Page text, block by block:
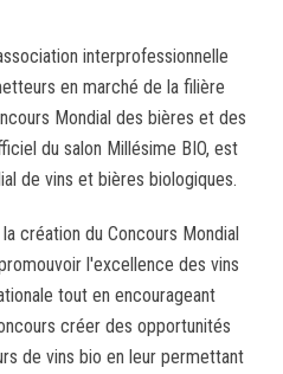
interprofessionnelle
en marché de la filière
Mondial des bières et des
du salon Millésime BIO, est
de vins et bières biologiques.
création du Concours Mondial
l'excellence des vins
tout en encourageant
créer des opportunités
de vins bio en leur permettant